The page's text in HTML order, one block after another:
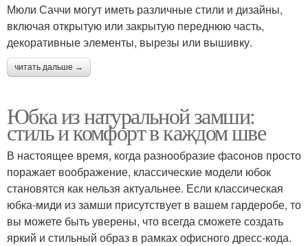
Мюли Саччи могут иметь различные стили и дизайны,
включая открытую или закрытую переднюю часть,
декоративные элементы, вырезы или вышивку.
читать дальше →
Юбка из натуральной замши:
стиль и комфорт в каждом шве
В настоящее время, когда разнообразие фасонов просто
поражает воображение, классические модели юбок
становятся как нельзя актуальнее. Если классическая
юбка-миди из замши присутствует в вашем гардеробе, то
вы можете быть уверены, что всегда сможете создать
яркий и стильный образ в рамках офисного дресс-кода.